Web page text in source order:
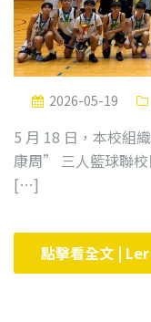
2026-05-19
5 月 18 日，本校組
康周” 三人籃球聯
[…]
點擊看全文 |